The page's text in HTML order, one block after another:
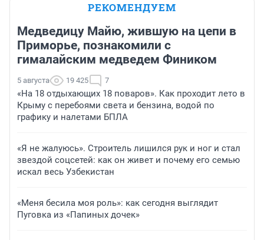
РЕКОМЕНДУЕМ
Медведицу Майю, жившую на цепи в
Приморье, познакомили с
гималайским медведем Фиником
5 августа 19 425 7
«На 18 отдыхающих 18 поваров». Как проходит лето в
Крыму с перебоями света и бензина, водой по
графику и налетами БПЛА
«Я не жалуюсь». Строитель лишился рук и ног и стал
звездой соцсетей: как он живет и почему его семью
искал весь Узбекистан
«Меня бесила моя роль»: как сегодня выглядит
Пуговка из «Папиных дочек»